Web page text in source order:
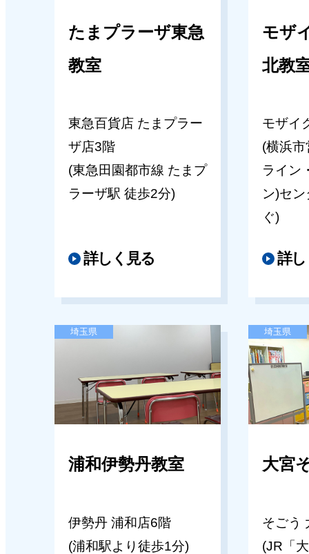
の親子絵画教室」のご案内
[幼稚園受験コース３年保育] テス
ご案内(東京･千葉･埼玉エリア）
2026年07月01日
[年長]夏期講習【会場・時間変更
[年長/全統オープン]大阪教育大学
寺小テストのご案内（関西エリ
2026年06月29日
【年少～年長】夏期講習 受講に
夏期講習のご案内
2026年05月14日
2026年05月14日
【浦和伊勢丹教室】夏期講習のご
キッズパルモザイクモール港北教室
ご案内
2026年05月14日
キッズパルたまプラーザ東急教室
案内
キッズパル聖蹟桜ヶ丘京王教室
たまプラーザ東急
教室
東急百貨店 たまプラー
ザ店3階
(東急田園都市線 たまプ
ラーザ駅 徒歩2分)
詳しく見る
モザ
北教
モザイ
(横浜
ライン
ン)セ
ぐ)
詳
浦和伊勢丹教室
伊勢丹 浦和店6階
(浦和駅より徒歩1分)
埼玉県
大宮
そごう
(JR「
埼玉県